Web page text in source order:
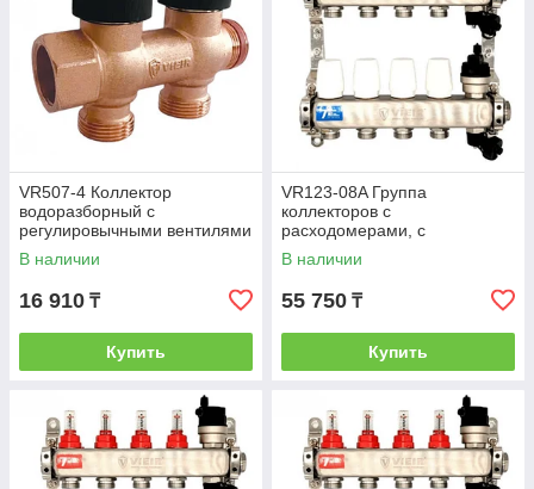
VR507-4 Коллектор
водоразборный с
регулировычными вентилями
3/4"x4 вых. (20/1шт)
В наличии
16 910 ₸
Купить
VR123-08A Группа
коллекторов с
расходомерами, с
воздухоотводчиками (без
кранов)1"x3/4"-8вых. (3/1шт)
В наличии
55 750 ₸
Купить